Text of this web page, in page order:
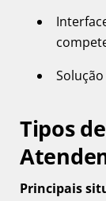
Tipos
Principais